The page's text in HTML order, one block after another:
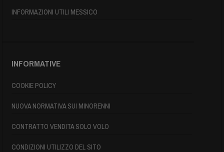
INFORMAZIONI UTILI MESSICO
INFORMATIVE
COOKIE POLICY
NUOVA NORMATIVA SUI MINORENNI
CONTRATTO VENDITA SOLO VOLO
CONDIZIONI UTILIZZO DEL SITO